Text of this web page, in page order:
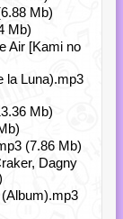
Mb)
Mb)
Air [Kami no
la Luna).mp3
Mb)
(7.86 Mb)
Dagny